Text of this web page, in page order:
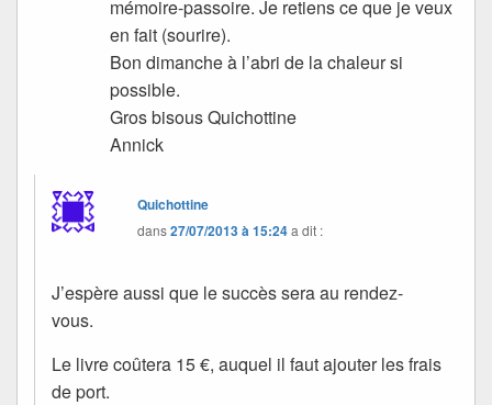
mémoire-passoire. Je retiens ce que je veux
en fait (sourire).
Bon dimanche à l’abri de la chaleur si
possible.
Gros bisous Quichottine
Annick
Quichottine
dans27/07/2013 à 15:24a dit :
J’espère aussi que le succès sera au rendez-
vous.
Le livre coûtera 15 €, auquel il faut ajouter les frais
de port.